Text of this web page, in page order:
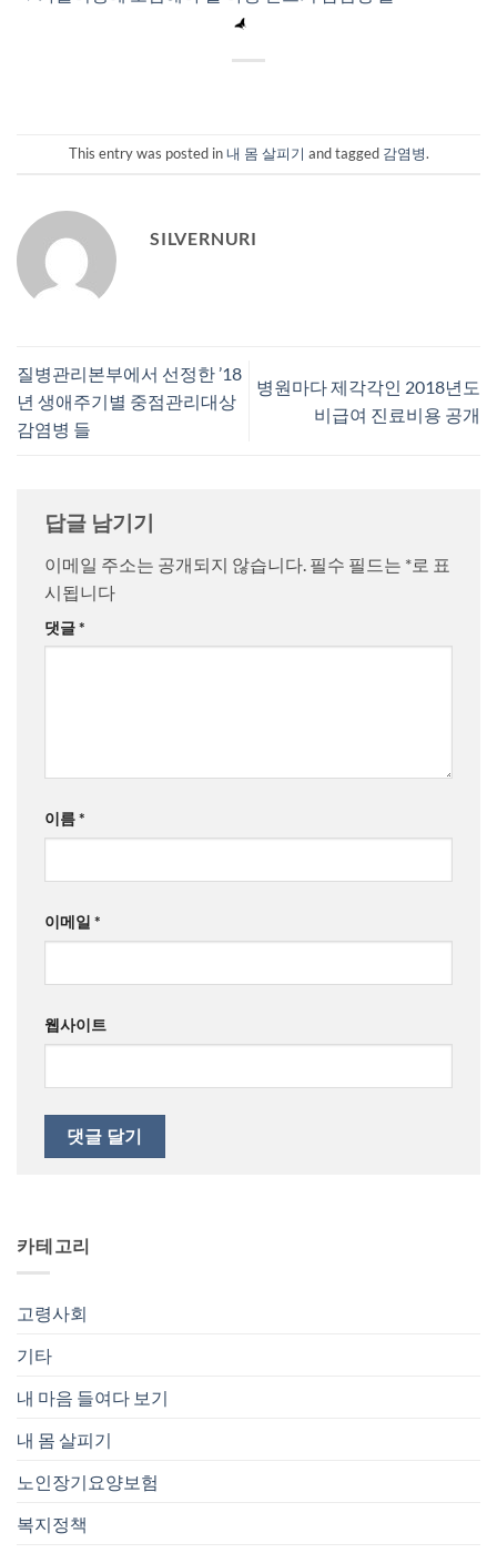
This entry was posted in내 몸 살피기 and tagged 감염병.
SILVERNURI
질병관리본부에서 선정한 ’18
년 생애주기별 중점관리대상
감염병 들
병원마다 제각각인 2018년도
비급여 진료비용 공개
답글 남기기
이메일 주소는 공개되지 않습니다. 필수 필드는 *로 표
시됩니다
댓글*
이름*
이메일 *
웹사이트
카테고리
고령사회
기타
내 마음 들여다 보기
내 몸 살피기
노인장기요양보험
복지정책